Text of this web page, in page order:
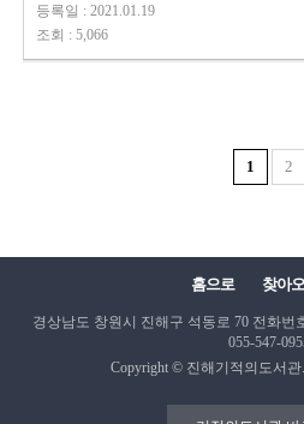
등록일 : 2021.01.19
조회 : 5,066
1 2
홈으로 찾아
경상남도 창원시 진해구 석동로 70전화번
055-547-
Copyright © 진해기적의도서관.